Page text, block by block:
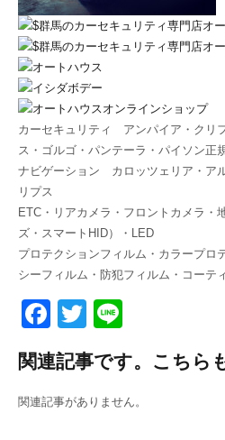
カーセキュリティ アンパイア・クリ
ス・ゴルゴ・パンテーラ・パイソン正
ナビゲーション カロッツェリア・ア
リプス
ETC・リアカメラ・フロントカメラ・
ズ・スマートHID）・LED
プロテクションフィルム・カラープロ
シーフィルム・防犯フィルム・コーテ
F
a
c
e
T
tt
er
e
関連記事です。こちら
関連記事がありません。